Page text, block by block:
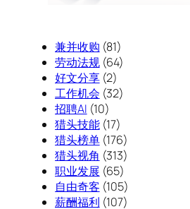
兼并收购 (81)
劳动法规(64)
好文分享(2)
工作机会 (32)
招聘AI (10)
猎头技能(17)
猎头榜单(176)
猎头视角 (313)
职业发展 (65)
自由奇客 (105)
薪酬福利 (107)